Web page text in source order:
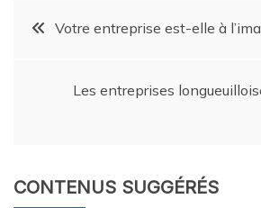
Votre entreprise est-elle à
Les entreprises
CONTENUS SUGGÉRÉS